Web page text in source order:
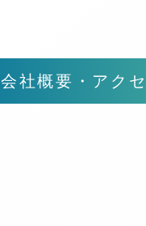
会社概要・アク